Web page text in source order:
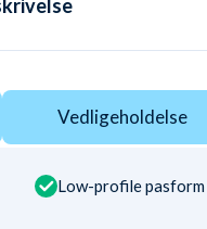
Low-profile pasform
Vedligeholdelse